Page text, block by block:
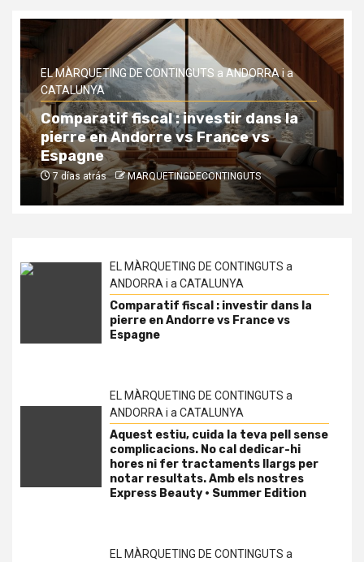
EL MÀRQUETING DE CONTINGUTS a ANDORRA i a
CATALUNYA
Aquest estiu, cuida la teva pell sense
complicacions. No cal dedicar-hi
hores ni fer tractaments llargs per
notar resultats. Amb els nostres
Express Beauty · Summer Edition
7 días atrás MARQUETINGDECONTINGUTS
EL MÀRQUETING DE CONTINGUTS a
ANDORRA i a CATALUNYA
Comparatif fiscal : investir dans la
pierre en Andorre vs France vs
Espagne
EL MÀRQUETING DE CONTINGUTS a
ANDORRA i a CATALUNYA
Aquest estiu, cuida la teva pell sense
complicacions. No cal dedicar-hi
hores ni fer tractaments llargs per
notar resultats. Amb els nostres
Express Beauty · Summer Edition
EL MÀRQUETING DE CONTINGUTS a